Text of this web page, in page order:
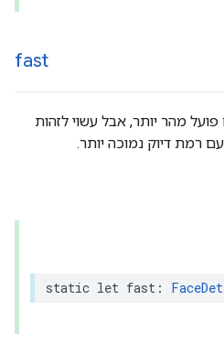
fast
מהר יותר, אבל עשוי לזהות
רמת דיוק נמוכה יותר.
static let fast :